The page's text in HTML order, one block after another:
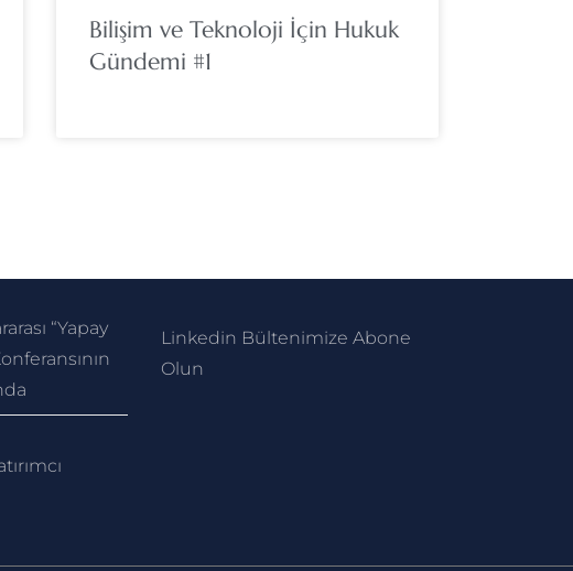
Bilişim ve Teknoloji İçin Hukuk
Gündemi #1
“Yapay
Linkedin Bültenimize Abone
Olun